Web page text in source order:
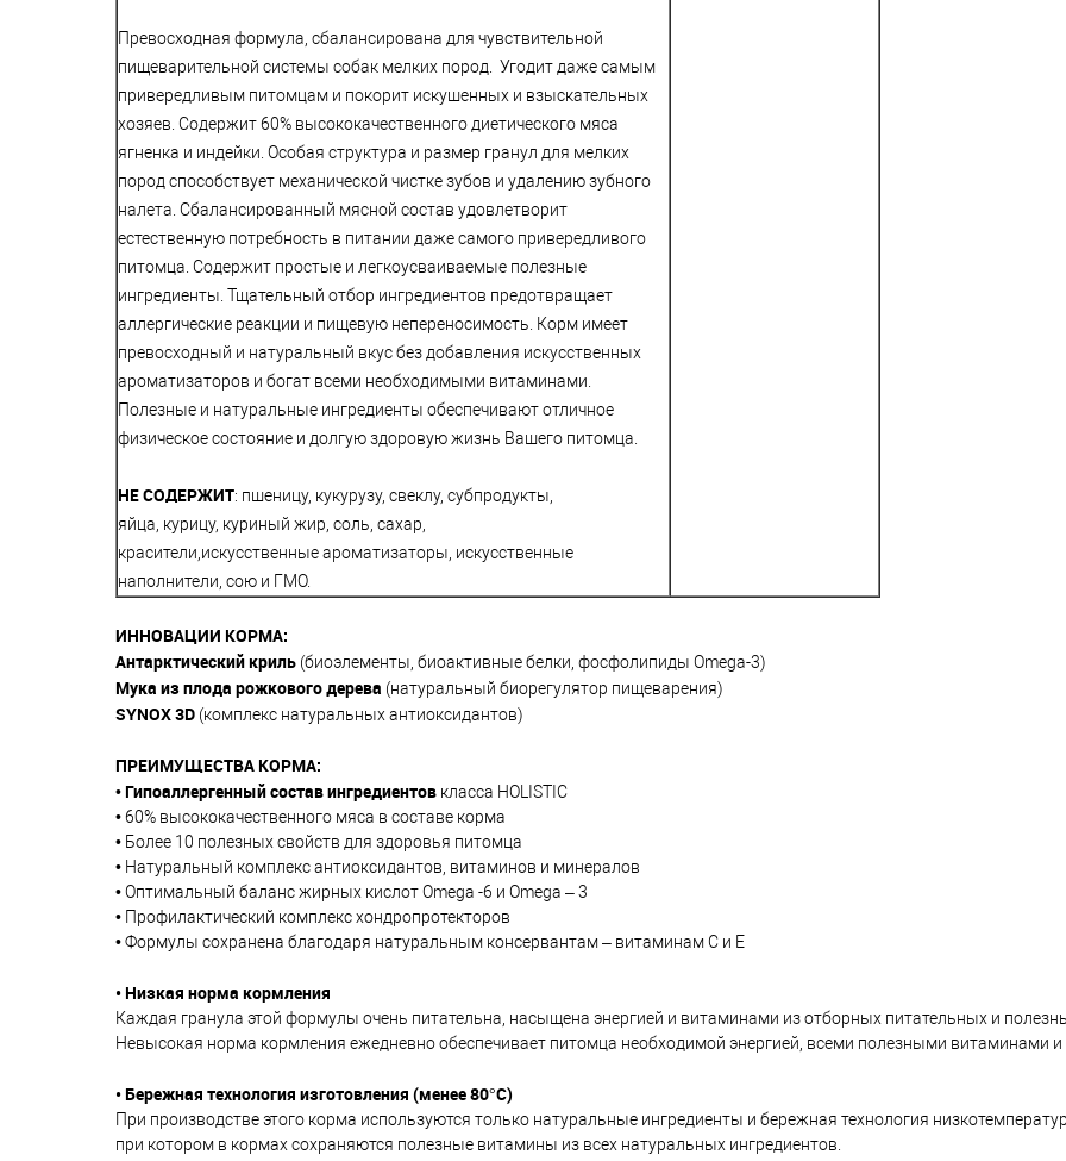
Превосходная формула, сбалансирована для чувствительной
пищеварительной системы собак мелких пород. Угодит даже самым
привередливым питомцам и покорит искушенных и взыскательных
хозяев. Содержит 60% высококачественного диетического мяса
ягненка и индейки. Особая структура и размер гранул для мелких
пород способствует механической чистке зубов и удалению зубного
налета. Сбалансированный мясной состав удовлетворит
естественную потребность в питании даже самого привередливого
питомца. Содержит простые и легкоусваиваемые полезные
ингредиенты. Тщательный отбор ингредиентов предотвращает
аллергические реакции и пищевую непереносимость. Корм имеет
превосходный и натуральный вкус без добавления искусственных
ароматизаторов и богат всеми необходимыми витаминами.
Полезные и натуральные ингредиенты обеспечивают отличное
физическое состояние и долгую здоровую жизнь Вашего питомца.
НЕ СОДЕРЖИТ: пшеницу, кукурузу, свеклу, субпродукты,
яйца, курицу, куриный жир, соль, сахар,
красители,искусственные ароматизаторы, искусственные
наполнители, сою и ГМО.
ИННОВАЦИИ КОРМА:
Антарктический криль (биоэлементы, биоактивные белки, фосфолипиды Omega-3)
Мука из плода рожкового дерева (натуральный биорегулятор пищеварения)
SYNOX3D (комплекс натуральных антиоксидантов)
ПРЕИМУЩЕСТВА КОРМА:
•Гипоаллергенныйсостав ингредиентов класса HOLISTIC
• 60% высококачественного мяса в составе корма
• Более 10 полезных свойств для здоровья питомца
• Натуральный комплекс антиоксидантов, витаминов и минералов
• Оптимальный баланс жирных кислот Omega -6 и Omega – 3
• Профилактический комплекс хондропротекторов
• Формулы сохранена благодаря натуральным консервантам – витаминам C и E
• Низкая норма кормления
Каждая гранула этой формулы очень питательна, насыщена энергией и витаминами из отборных питательных и
Невысокая норма кормления ежедневно обеспечивает питомца необходимой энергией, всеми полезными витаминами
•Бережная технология изготовления (менее 80°C)
При производстве этого корма используются только натуральные ингредиенты и бережная технология
при котором в кормах сохраняются полезные витамины из всех натуральных ингредиентов.